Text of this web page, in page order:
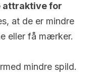
attraktive for
at de er mindre
eller få mærker.
mindre spild.